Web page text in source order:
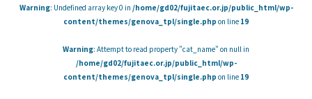
Warning: Undefined array key 0 in /home/gd02/fujitaec.or.jp/public_html/wp-
content/themes/genova_tpl/single.php on line 19
Warning: Attempt to read property "cat_name" on null in
/home/gd02/fujitaec.or.jp/public_html/wp-
content/themes/genova_tpl/single.php on line 19